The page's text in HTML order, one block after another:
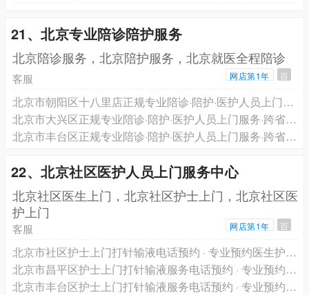
21、北京专业陪诊陪护服务
北京陪诊服务，北京陪护服务，北京就医全程陪诊
客服 网店第1年 百
北京市朝阳区十八里店正规专业陪诊·陪护·医护人员上门服务·跨省长途救护车转运一站式服务电话预约
北京市大兴区正规专业陪诊·陪护·医护人员上门服务·跨省长途救护车转运一站式服务电话预约
北京市丰台区正规专业陪诊·陪护·医护人员上门服务·跨省长途救护车转运一站式服务电话预约
22、北京社区医护人员上门服务中心
北京社区医生上门，北京社区护士上门，北京社区医
护上门
客服 网店第1年 百
北京市社区护士上门打针输液电话预约 · 专业预约医生护士上门服务 轩泽健康品牌
北京市昌平区护士上门打针输液服务电话预约 · 专业预约医生护士上门服务 轩泽健康品牌
北京市丰台区护士上门打针输液服务电话预约 · 专业预约医生护士上门服务 轩泽健康品牌